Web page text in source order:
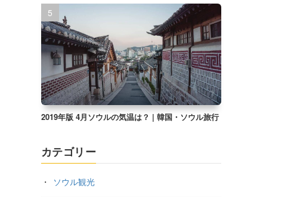
2019年版 4月ソウルの気温は？ | 韓国・ソウル旅行
カテゴリー
ソウル観光